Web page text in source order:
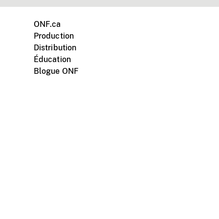
ONF.ca
Production
Distribution
Éducation
Blogue ONF